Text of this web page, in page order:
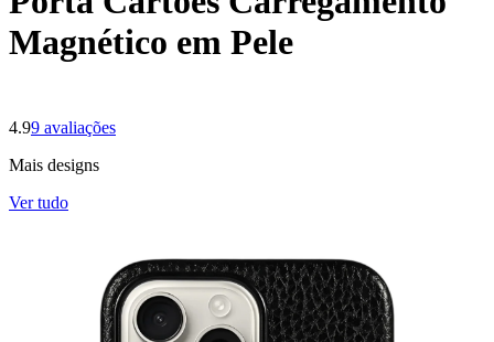
Magnético em Pele
4.99 avaliações
Mais designs
Ver tudo